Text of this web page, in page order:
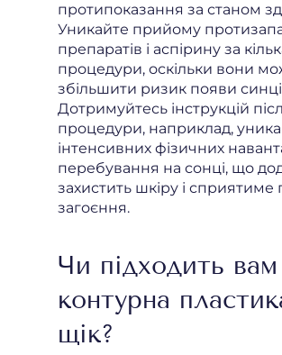
протипоказання за станом
Уникайте прийому
препаратів і аспірину за
процедури, оскільки вони
збільшити ризик появи
Дотримуйтесь інструкцій
процедури, наприклад,
інтенсивних фізичних
перебування на сонці, що
захистить шкіру і сприятиме
загоєння.
Чи підходить вам
контурна
щік?